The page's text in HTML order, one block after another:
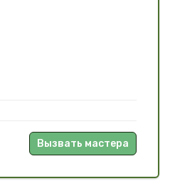
Вызвать мастера